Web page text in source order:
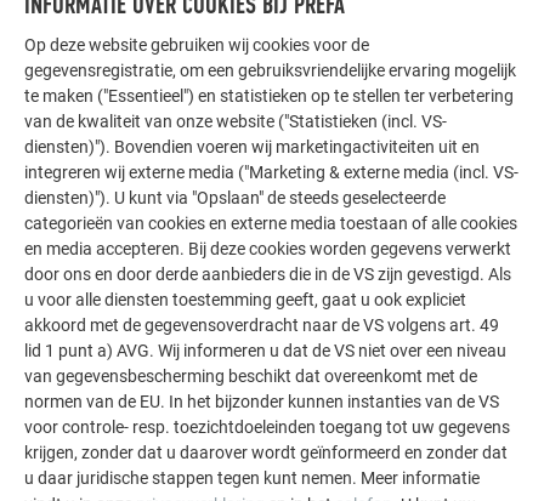
risico. Hoe u uw 4 wanden voor de grillen van de natuur
beschermt
ZO BESCHERMT U UW DAK
Klik door de galerij
Op deze website gebruiken wij cookies voor de
gegevensregistratie, om een gebruiksvriendelijke ervaring mogelijk
te maken ("Essentieel") en statistieken op te stellen ter verbetering
van de kwaliteit van onze website ("Statistieken (incl. VS-
diensten)"). Bovendien voeren wij marketingactiviteiten uit en
integreren wij externe media ("Marketing & externe media (incl. VS-
diensten)"). U kunt via "Opslaan" de steeds geselecteerde
categorieën van cookies en externe media toestaan of alle cookies
en media accepteren. Bij deze cookies worden gegevens verwerkt
door ons en door derde aanbieders die in de VS zijn gevestigd. Als
u voor alle diensten toestemming geeft, gaat u ook expliciet
akkoord met de gegevensoverdracht naar de VS volgens art. 49
lid 1 punt a) AVG. Wij informeren u dat de VS niet over een niveau
van gegevensbescherming beschikt dat overeenkomt met de
normen van de EU. In het bijzonder kunnen instanties van de VS
voor controle- resp. toezichtdoeleinden toegang tot uw gegevens
krijgen, zonder dat u daarover wordt geïnformeerd en zonder dat
u daar juridische stappen tegen kunt nemen. Meer informatie